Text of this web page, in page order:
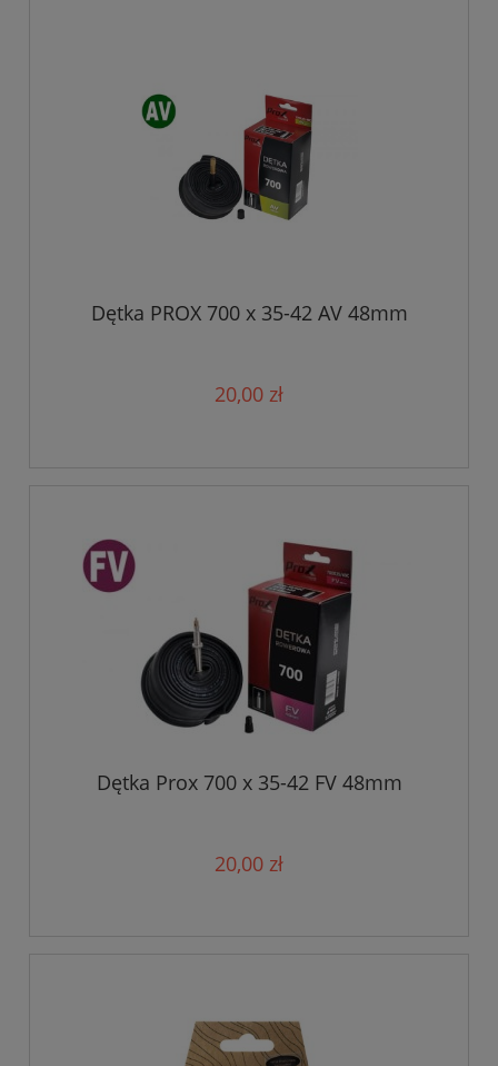
Dętka PROX 700 x 35-42 AV 48mm
20,00 zł
Dętka Prox 700 x 35-42 FV 48mm
20,00 zł